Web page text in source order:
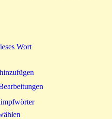
Wort